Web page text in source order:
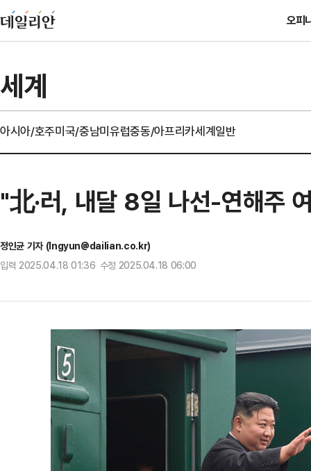
오피
세계
아시아/호주미국/중남미유럽중동/아프리카세계일반
"北·러, 내달 8일 나선-연해주
정인균 기자 (Ingyun@dailian.co.kr)
입력 2025.04.18 01:36 수정 2025.04.18 06:00